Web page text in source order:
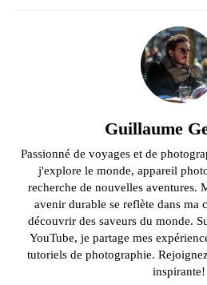
Guillaume
Passionné de voyages et de
j'explore le monde, appareil
recherche de nouvelles aventures.
avenir durable se reflète dans ma
découvrir des saveurs du monde.
YouTube, je partage mes
tutoriels de photographie.
inspirante!